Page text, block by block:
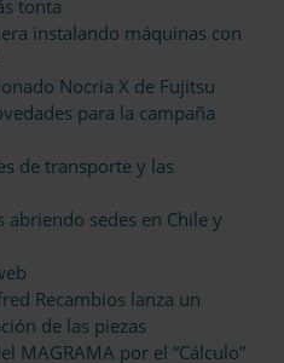
tonta
instalando máquinas con
Nocria X de Fujitsu
para la campaña
de transporte y las
sedes en Chile y
Recambios lanza un
de las piezas
MAGRAMA por el “Cálculo”